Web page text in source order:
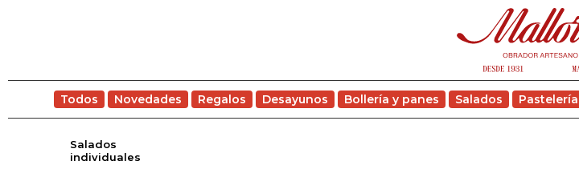
Todos Novedades Regalos Desayunos Bollería y panes Salados Pastelería
Salados
individuales